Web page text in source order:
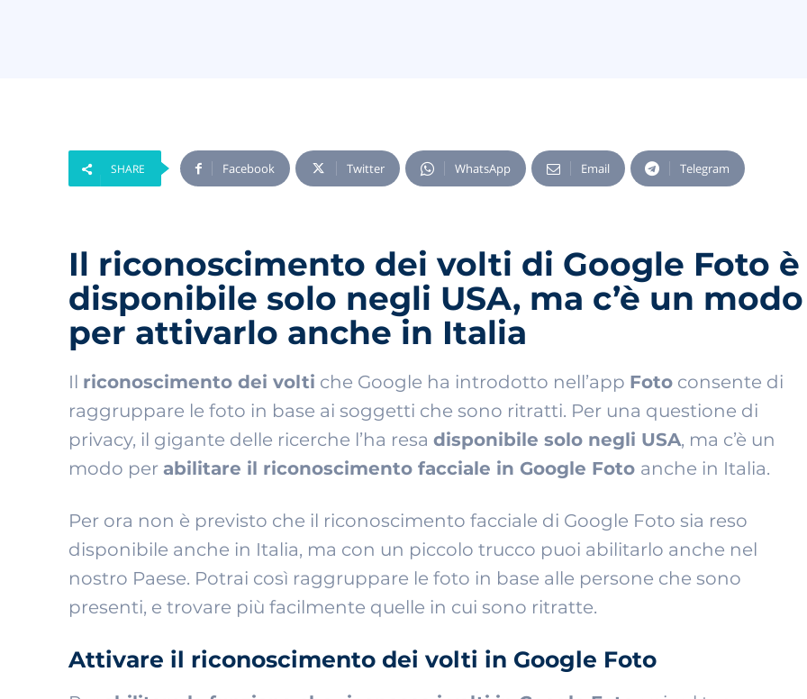
SHARE Facebook Twitter WhatsApp Email Telegram
Il riconoscimento dei volti di Google Foto è
disponibile solo negli USA, ma c’è un modo
per attivarlo anche in Italia
Il riconoscimento dei volti che Google ha introdotto nell’app Foto consente di
raggruppare le foto in base ai soggetti che sono ritratti. Per una questione di
privacy, il gigante delle ricerche l’ha resa disponibile solo negli USA, ma c’è un
modo per abilitare il riconoscimento facciale in Google Foto anche in Italia.
Per ora non è previsto che il riconoscimento facciale di Google Foto sia reso
disponibile anche in Italia, ma con un piccolo trucco puoi abilitarlo anche nel
nostro Paese. Potrai così raggruppare le foto in base alle persone che sono
presenti, e trovare più facilmente quelle in cui sono ritratte.
Attivare il riconoscimento dei volti in Google Foto